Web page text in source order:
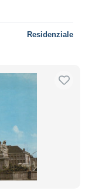
Residenziale